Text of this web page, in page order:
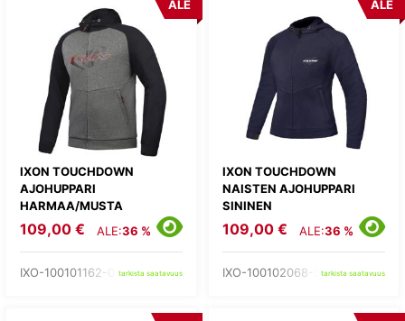
IXON TOUCHDOWN
AJOHUPPARI
HARMAA/MUSTA
ALE
109,00 € ALE:36 %
IXO-100101162-03-tarkista saatavuus
IXON TOUCHDOWN
NAISTEN AJOHUPPARI
SININEN
ALE
109,00 € ALE:36 %
IXO-100102068-37-tarkista saatavuus